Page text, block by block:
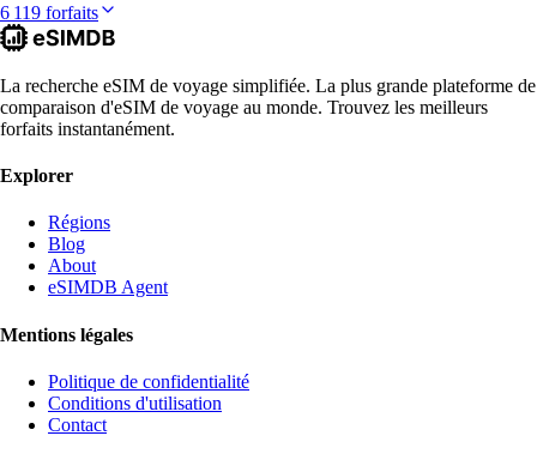
6 119 forfaits
La recherche eSIM de voyage simplifiée. La plus grande plateforme de
comparaison d'eSIM de voyage au monde. Trouvez les meilleurs
forfaits instantanément.
Explorer
Régions
Blog
About
eSIMDB Agent
Mentions légales
Politique de confidentialité
Conditions d'utilisation
Contact